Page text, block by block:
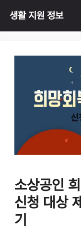
Skip생활 지원 정보
소상공인
신청 대상
기